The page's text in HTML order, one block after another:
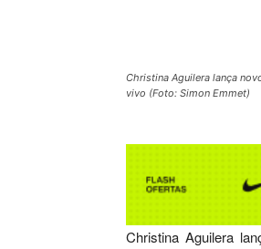
Christina Aguilera lança
vivo (Foto: Simon Emmet)
Christina Aguilera